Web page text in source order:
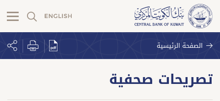
الصفحة الرئيسية
تصريحات صحفية